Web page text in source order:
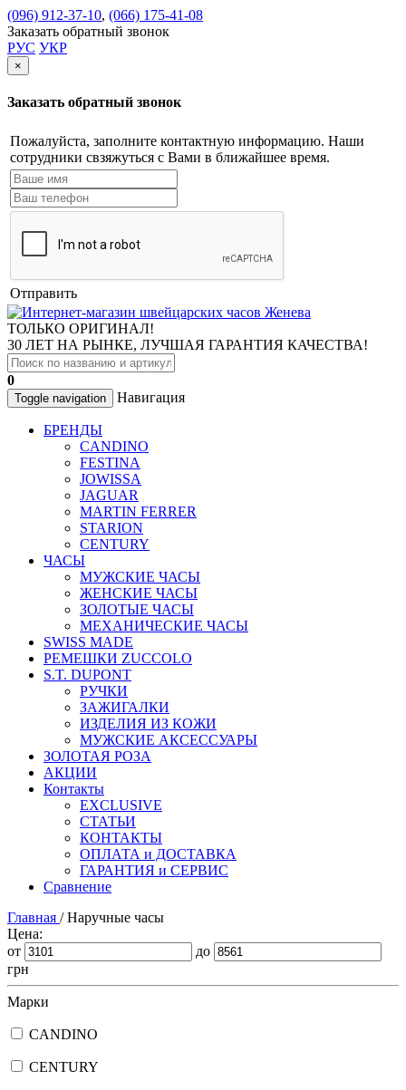
(096) 912-37-10, (066) 175-41-08
Заказать обратный звонок
РУС УКР
×
Заказать обратный звонок
Пожалуйста, заполните контактную информацию. Наши
сотрудники свзяжуться с Вами в ближайшее время.
Отправить
ТОЛЬКО ОРИГИНАЛ!
30 ЛЕТ НА РЫНКЕ, ЛУЧШАЯ ГАРАНТИЯ КАЧЕСТВА!
0
Toggle navigation Навигация
БРЕНДЫ
CANDINO
FESTINA
JOWISSA
JAGUAR
MARTIN FERRER
STARION
CENTURY
ЧАСЫ
МУЖСКИЕ ЧАСЫ
ЖЕНСКИЕ ЧАСЫ
ЗОЛОТЫЕ ЧАСЫ
МЕХАНИЧЕСКИЕ ЧАСЫ
SWISS MADE
РЕМЕШКИ ZUCCOLO
S.T. DUPONT
РУЧКИ
ЗАЖИГАЛКИ
ИЗДЕЛИЯ ИЗ КОЖИ
МУЖСКИЕ АКСЕССУАРЫ
ЗОЛОТАЯ РОЗА
АКЦИИ
Контакты
EXCLUSIVE
СТАТЬИ
КОНТАКТЫ
ОПЛАТА и ДОСТАВКА
ГАРАНТИЯ и СЕРВИС
Сравнение
Главная /Наручные часы
Цена:
от
до
грн
Марки
CANDINO
CENTURY